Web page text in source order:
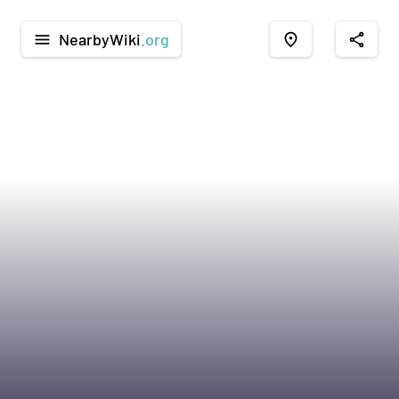
menu NearbyWiki .org place share